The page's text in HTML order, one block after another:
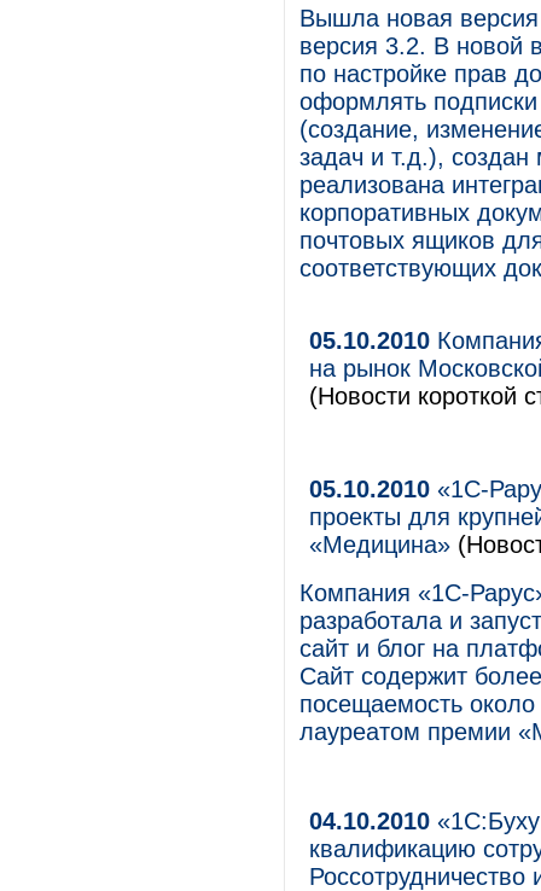
Вышла новая
версия 3.2. В новой
по настройке прав
оформлять
(создание,
задач и т.д.),
реализована
корпоративных
почтовых ящиков
соответствующих
05.10.2010
на рынок
(Новости короткой
05.10.2010 «1С-
проекты для
«Медицина»
Компания «1С-
разработала и
сайт и блог на
Сайт содержит
посещаемость
лауреатом премии
04.10.2010
квалификацию
Россотрудничество